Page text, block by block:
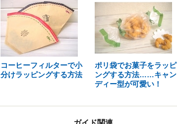
コーヒーフィルターで小
分けラッピングする方法
ポリ袋でお菓子をラッピ
ングする方法……キャン
ディー型が可愛い！